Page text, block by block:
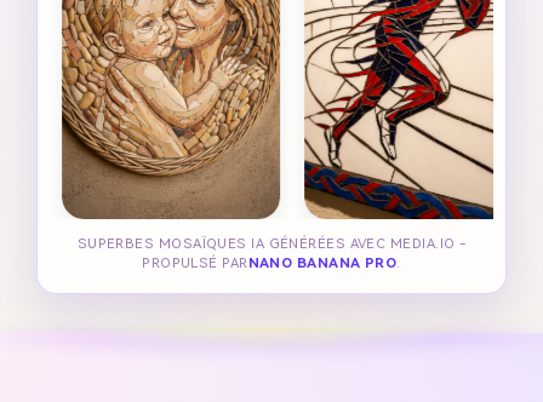
SUPERBES MOSAÏQUES IA GÉNÉRÉES AVEC MEDIA.IO -
PROPULSÉ PAR NANO BANANA PRO.